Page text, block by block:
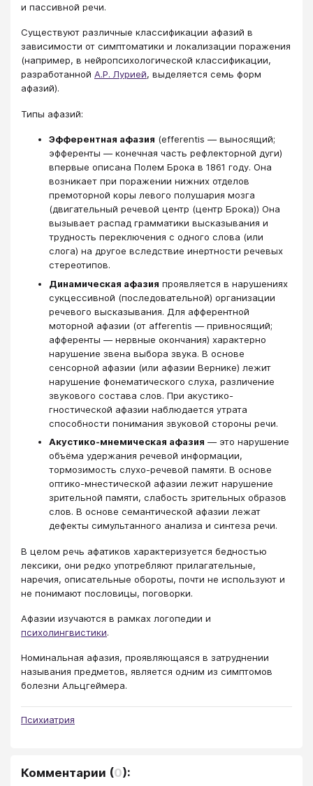
и пассивной речи.
Существуют различные классификации афазий в
зависимости от симптоматики и локализации поражения
(например, в нейропсихологической классификации,
разработанной А.Р. Лурией, выделяется семь форм
афазий).
Типы афазий:
Эфферентная афазия (efferentis — выносящий;
эфференты — конечная часть рефлекторной дуги)
впервые описана Полем Брока в 1861 году. Она
возникает при поражении нижних отделов
премоторной коры левого полушария мозга
(двигательный речевой центр (центр Брока)) Она
вызывает распад грамматики высказывания и
трудность переключения с одного слова (или
слога) на другое вследствие инертности речевых
стереотипов.
Динамическая афазия проявляется в нарушениях
сукцессивной (последовательной) организации
речевого высказывания. Для афферентной
моторной афазии (от afferentis — привносящий;
афференты — нервные окончания) характерно
нарушение звена выбора звука. В основе
сенсорной афазии (или афазии Вернике) лежит
нарушение фонематического слуха, различение
звукового состава слов. При акустико-
гностической афазии наблюдается утрата
способности понимания звуковой стороны речи.
Акустико-мнемическая афазия — это нарушение
объёма удержания речевой информации,
тормозимость слухо-речевой памяти. В основе
оптико-мнестической афазии лежит нарушение
зрительной памяти, слабость зрительных образов
слов. В основе семантической афазии лежат
дефекты симультанного анализа и синтеза речи.
В целом речь афатиков характеризуется бедностью
лексики, они редко употребляют прилагательные,
наречия, описательные обороты, почти не используют и
не понимают пословицы, поговорки.
Афазии изучаются в рамках логопедии и
психолингвистики.
Номинальная афазия, проявляющаяся в затруднении
называния предметов, является одним из симптомов
болезни Альцгеймера.
Психиатрия
Комментарии (0):